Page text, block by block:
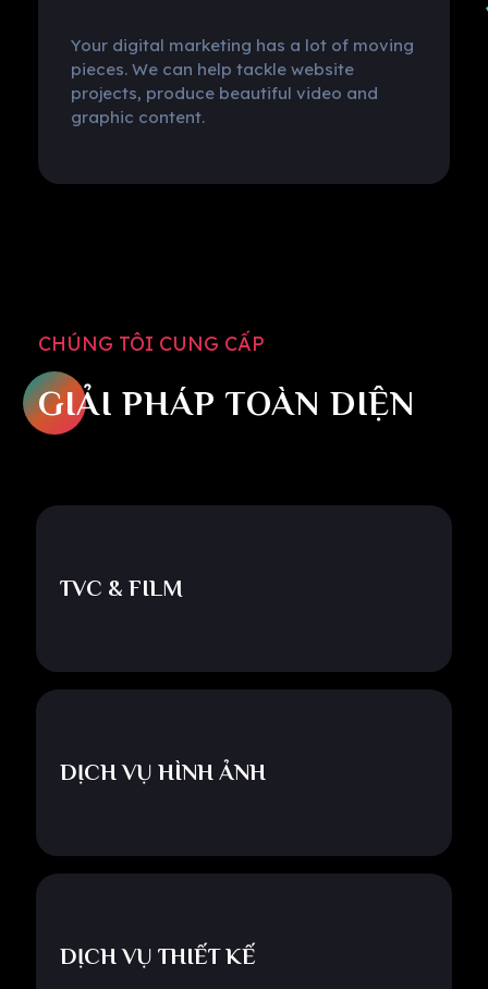
Your digital marketing has a lot of moving
pieces. We can help tackle website
projects, produce beautiful video and
graphic content.
CHÚNG TÔI CUNG CẤP
GIẢI PHÁP TOÀN DIỆN
TVC & FILM
DỊCH VỤ HÌNH ẢNH
DỊCH VỤ THIẾT KẾ